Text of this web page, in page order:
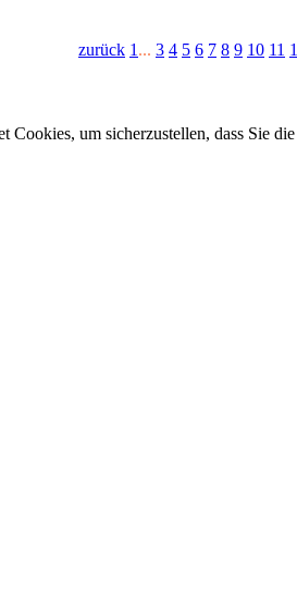
zurück 1 ... 3 4 5 6 7 8 9 10 11
Cookies, um sicherzustellen, dass Sie